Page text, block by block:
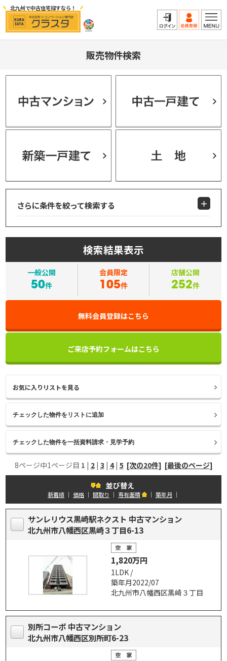
北九州で中古住宅探すなら！
販売物件検索
さらに条件を絞って検索する
検索結果表示
一般公開
50件
会員限定
105件
店舗公開
252件
無料会員登録はこちら
ご来店予約フォームはこちら
お気に入りリストを見る
8ページ中1ページ目 1 | 2| 3 | 4| 5 [次の20件] [最後のページ]
並び替え
新着順 ｜ 価格 ｜ 間取り ｜ 専有面積 ｜ 築年月 ｜
サンレリウス黒崎駅ネクスト 中古マンション
北九州市八幡西区黒崎３丁目6-13
1,820万円
1LDK /
築年月2022/07
北九州市八幡西区黒崎３丁目
別所コーポ 中古マンション
北九州市八幡西区別所町6-23